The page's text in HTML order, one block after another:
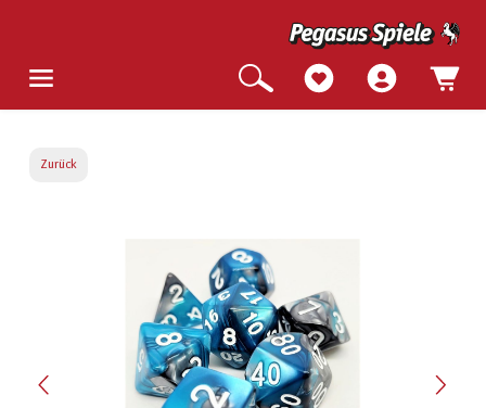
Zurück